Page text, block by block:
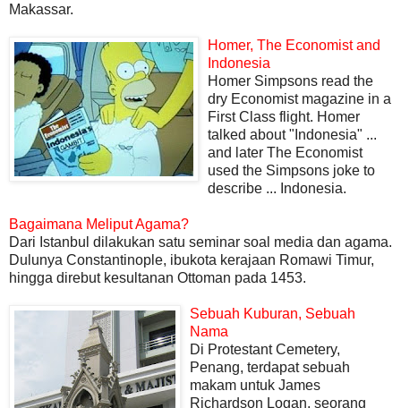
Makassar.
Homer, The Economist and
Indonesia
Homer Simpsons read the
dry Economist magazine in a
First Class flight. Homer
talked about "Indonesia" ...
and later The Economist
used the Simpsons joke to
describe ... Indonesia.
Bagaimana Meliput Agama?
Dari Istanbul dilakukan satu seminar soal media dan agama.
Dulunya Constantinople, ibukota kerajaan Romawi Timur,
hingga direbut kesultanan Ottoman pada 1453.
Sebuah Kuburan, Sebuah
Nama
Di Protestant Cemetery,
Penang, terdapat sebuah
makam untuk James
Richardson Logan, seorang